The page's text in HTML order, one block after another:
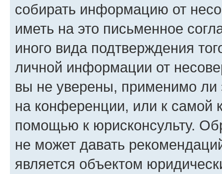
собирать информацию от
иметь на это письменное
иного вида подтверждения
личной информации от
вы не уверены, применимо ли
на конференции, или к самой
помощью к юрисконсульту.
не может давать
является объектом